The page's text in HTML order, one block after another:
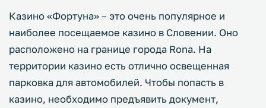
Казино «Фортуна» – это очень популярное и
наиболее посещаемое казино в Словении. Оно
расположено на границе города Rona. На
территории казино есть отлично освещенная
парковка для автомобилей. Чтобы попасть в
казино, необходимо предъявить документ,